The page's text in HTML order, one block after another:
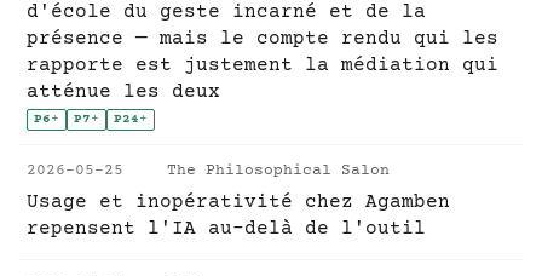
d'école du geste incarné et de la
présence — mais le compte rendu qui les
rapporte est justement la médiation qui
atténue les deux
P6+ P7+ P24+
2026-05-25 The Philosophical Salon
Usage et inopérativité chez Agamben
repensent l'IA au-delà de l'outil